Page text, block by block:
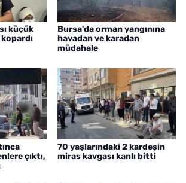
küçük
Bursa'da orman yangınına
havadan ve karadan
müdahale
çıktı,
70 yaşlarındaki 2 kardeşin
miras kavgası kanlı bitti